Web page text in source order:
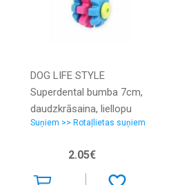
DOG LIFE STYLE
Superdental bumba 7cm,
daudzkrāsaina, liellopu
aromāts
Suņiem >> Rotaļlietas suņiem
2.05€